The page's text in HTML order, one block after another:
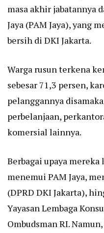
masa akhir jabatannya
Jaya (PAM Jaya), yang
bersih di DKI Jakarta.
Warga rusun terkena
sebesar 71,3 persen,
pelanggannya
perbelanjaan,
komersial lainnya.
Berbagai upaya
menemui PAM Jaya,
(DPRD DKI Jakarta),
Yayasan Lembaga
Ombudsman RI.